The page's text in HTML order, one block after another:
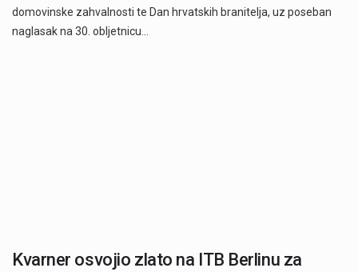
domovinske zahvalnosti te Dan hrvatskih branitelja, uz poseban
naglasak na 30. obljetnicu…
Kvarner osvojio zlato na ITB Berlinu za